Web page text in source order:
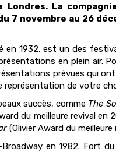
Londres. La
7 novembre au 26
en 1932, est un des
en plein air.
prévues qui
représentation de votre
succès, comme The
du meilleure revival en
(Olivier Award du meilleure
en 1982. Fort